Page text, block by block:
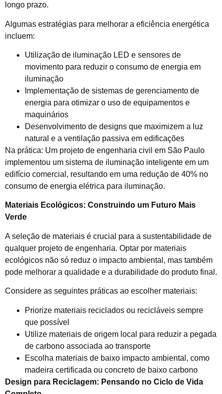
longo prazo.
Algumas estratégias para melhorar a eficiência energética
incluem:
Utilização de iluminação LED e sensores de
movimento para reduzir o consumo de energia em
iluminação
Implementação de sistemas de gerenciamento de
energia para otimizar o uso de equipamentos e
maquinários
Desenvolvimento de designs que maximizem a luz
natural e a ventilação passiva em edificações
Na prática: Um projeto de engenharia civil em São Paulo
implementou um sistema de iluminação inteligente em um
edifício comercial, resultando em uma redução de 40% no
consumo de energia elétrica para iluminação.
Materiais Ecológicos: Construindo um Futuro Mais
Verde
A seleção de materiais é crucial para a sustentabilidade de
qualquer projeto de engenharia. Optar por materiais
ecológicos não só reduz o impacto ambiental, mas também
pode melhorar a qualidade e a durabilidade do produto final.
Considere as seguintes práticas ao escolher materiais:
Priorize materiais reciclados ou recicláveis sempre
que possível
Utilize materiais de origem local para reduzir a pegada
de carbono associada ao transporte
Escolha materiais de baixo impacto ambiental, como
madeira certificada ou concreto de baixo carbono
Design para Reciclagem: Pensando no Ciclo de Vida